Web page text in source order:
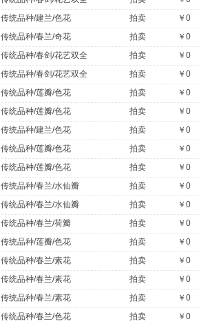
传统品种/建兰/色花 拍卖 ￥0
传统品种/春兰/奇花 拍卖 ￥0
传统品种/春剑/花艺双全 拍卖 ￥0
传统品种/春剑/花艺双全 拍卖 ￥0
传统品种/莲瓣/色花 拍卖 ￥0
传统品种/莲瓣/色花 拍卖 ￥0
传统品种/建兰/色花 拍卖 ￥0
传统品种/莲瓣/色花 拍卖 ￥0
传统品种/莲瓣/色花 拍卖 ￥0
传统品种/春兰/水仙瓣 拍卖 ￥0
传统品种/春兰/水仙瓣 拍卖 ￥0
传统品种/春兰/荷瓣 拍卖 ￥0
传统品种/莲瓣/色花 拍卖 ￥0
传统品种/春兰/素花 拍卖 ￥0
传统品种/春兰/素花 拍卖 ￥0
传统品种/春兰/素花 拍卖 ￥0
传统品种/春兰/色花 拍卖 ￥0